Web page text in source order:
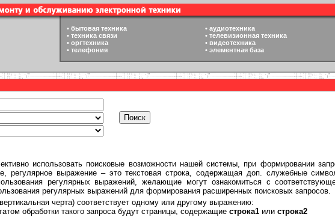
• бытовая техника • аудиотехника
• техника связи • телевизионная техника
• оргтехника • видеотехника
• телефония • элементная база
использовать поисковые возможности нашей системы, при формировании
регулярное выражение – это текстовая строка, содержащая доп. служебные
регулярных выражений, желающие могут ознакомиться с
регулярных выражений для формирования расширенных поисковых запросов.
черта) соответствует одному или другому выражению:
обработки такого запроса будут страницы, содержащие строка1 или строка2